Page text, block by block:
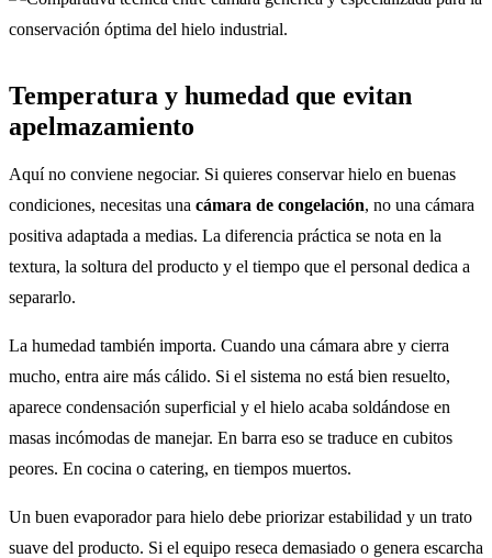
Temperatura y humedad que evitan
apelmazamiento
Aquí no conviene negociar. Si quieres conservar hielo en buenas
condiciones, necesitas una cámara de congelación, no una cámara
positiva adaptada a medias. La diferencia práctica se nota en la
textura, la soltura del producto y el tiempo que el personal dedica a
separarlo.
La humedad también importa. Cuando una cámara abre y cierra
mucho, entra aire más cálido. Si el sistema no está bien resuelto,
aparece condensación superficial y el hielo acaba soldándose en
masas incómodas de manejar. En barra eso se traduce en cubitos
peores. En cocina o catering, en tiempos muertos.
Un buen evaporador para hielo debe priorizar estabilidad y un trato
suave del producto. Si el equipo reseca demasiado o genera escarcha